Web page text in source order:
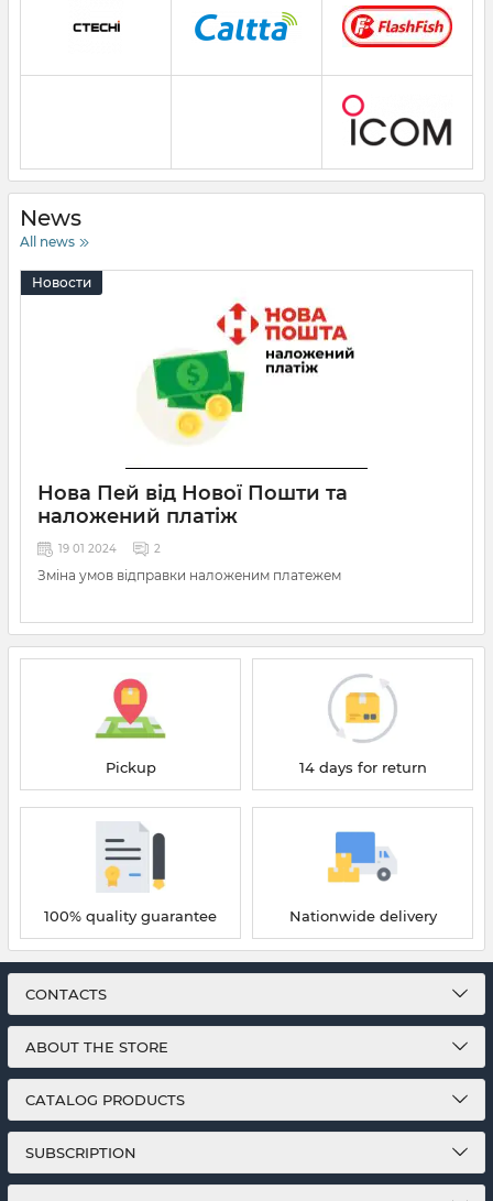
News
All news
Новости
Нова Пей від Нової Пошти та
наложений платіж
19 01 2024 2
Зміна умов відправки наложеним платежем
Pickup 14 days for return
100% quality guarantee Nationwide delivery
CONTACTS
ABOUT THE STORE
CATALOG PRODUCTS
SUBSCRIPTION